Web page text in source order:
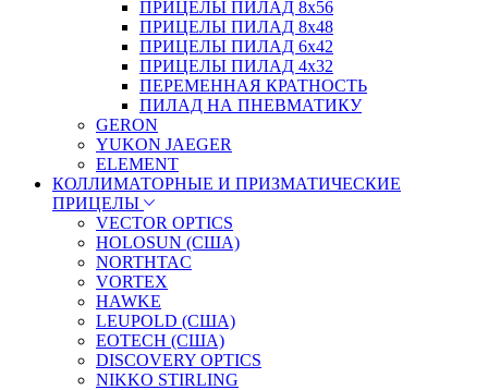
ПРИЦЕЛЫ ПИЛАД 8х56
ПРИЦЕЛЫ ПИЛАД 8х48
ПРИЦЕЛЫ ПИЛАД 6х42
ПРИЦЕЛЫ ПИЛАД 4х32
ПЕРЕМЕННАЯ КРАТНОСТЬ
ПИЛАД НА ПНЕВМАТИКУ
GERON
YUKON JAEGER
ELEMENT
КОЛЛИМАТОРНЫЕ И ПРИЗМАТИЧЕСКИЕ
ПРИЦЕЛЫ
VECTOR OPTICS
HOLOSUN (США)
NORTHTAC
VORTEX
HAWKE
LEUPOLD (США)
EOTECH (США)
DISCOVERY OPTICS
NIKKO STIRLING